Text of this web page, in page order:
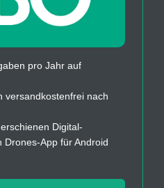
pro Jahr auf
versandkostenfrei nach
Digital-
App für Android